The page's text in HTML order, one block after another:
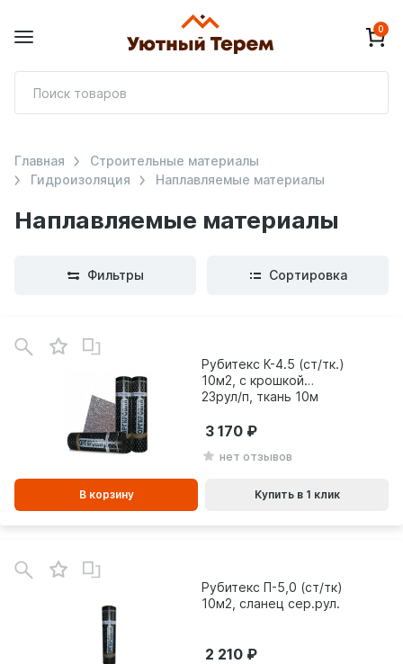
0
Наплавляемые материалы
Главная
Строительные материалы
Гидроизоляция
Наплавляемые материалы
Фильтры Сортировка
Рубитекс К-4.5 (ст/тк.)
10м2, с крошкой
23рул/п, ткань 10м
нет отзывов
3 170
В корзину Купить в 1 клик
Рубитекс П-5,0 (ст/тк)
10м2, сланец сер.рул.
2 210